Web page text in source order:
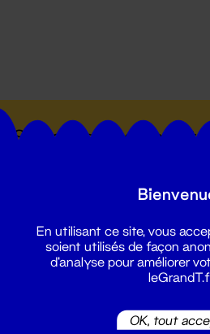
Suivez toutes les
En utilisant ce site, vous
soient utilisés de façon
d'analyse pour améliorer
OK, tout